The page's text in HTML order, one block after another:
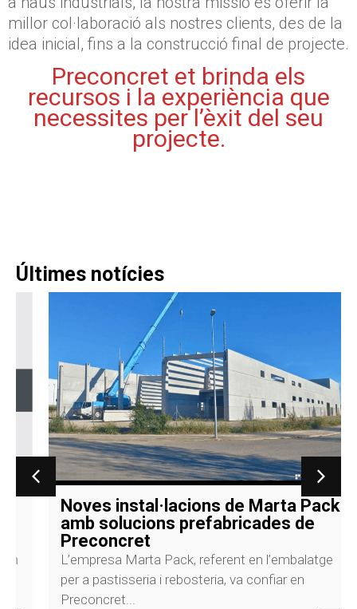
millor col·laboració als nostres clients, des de la
idea inicial, fins a la construcció final de projecte.
Preconcret et brinda els
recursos i la experiència que
necessites per l’èxit del seu
projecte.
Últimes notícies
Noves instal·lacions de Marta Pack
amb solucions prefabricades de
Preconcret
L’empresa Marta Pack, referent en l’embalatge
per a pastisseria i rebosteria, va confiar en
Preconcret...